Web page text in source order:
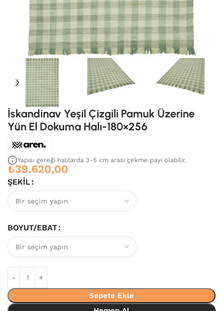
İskandinav Yeşil Çizgili Pamuk Üzerine
Yün El Dokuma Halı-180×256
Yapısı gereği halılarda 3-5 cm arası çekme payı olabilir.
₺39.620,00
ŞEKIL
BOYUT/EBAT
Sepete Ekle